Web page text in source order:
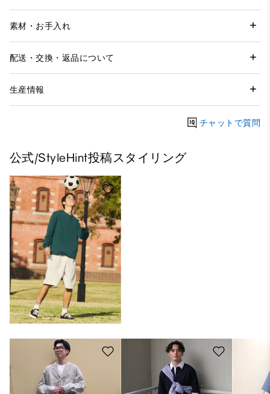
素材・お手入れ
配送・交換・返品について
生産情報
チャットで質問
公式/StyleHint投稿スタイリング